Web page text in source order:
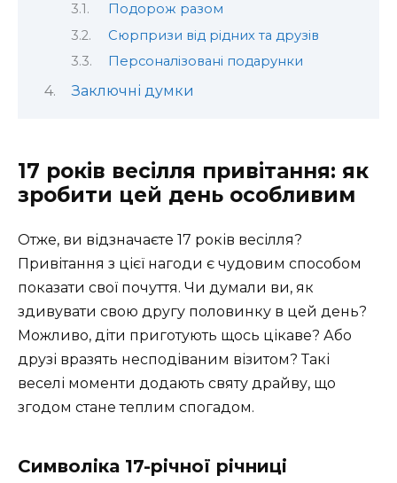
Подорож разом
Сюрпризи від рідних та друзів
Персоналізовані подарунки
Заключні думки
17 років весілля привітання: як
зробити цей день особливим
Отже, ви відзначаєте 17 років весілля?
Привітання з цієї нагоди є чудовим способом
показати свої почуття. Чи думали ви, як
здивувати свою другу половинку в цей день?
Можливо, діти приготують щось цікаве? Або
друзі вразять несподіваним візитом? Такі
веселі моменти додають святу драйву, що
згодом стане теплим спогадом.
Символіка 17-річної річниці